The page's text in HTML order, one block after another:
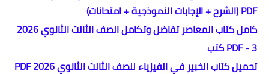
PDF (الشرح + الإجابات النموذجية + امتحانات)
كامل كتاب المعاصر تفاضل وتكامل الصف الثالث الثانوي 2026
PDF - 3 كتب
تحميل كتاب الخبير في الفيزياء للصف الثالث الثانوي 2026 PDF